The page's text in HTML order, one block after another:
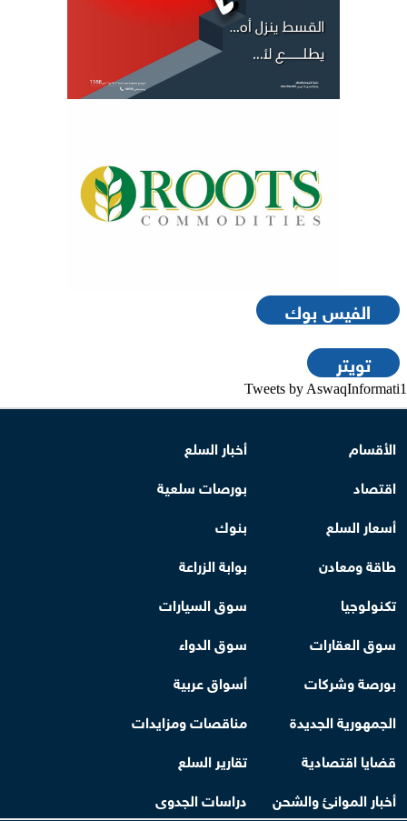
الفيس بوك
تويتر
Tweets by AswaqInformati1
الأقسام
أخبار السلع
اقتصاد
بورصات سلعية
أسعار السلع
بنوك
طاقة ومعادن
بوابة الزراعة
تكنولوجيا
سوق السيارات
سوق العقارات
سوق الدواء
بورصة وشركات
أسواق عربية
الجمهورية الجديدة
مناقصات ومزايدات
قضايا اقتصادية
تقارير السلع
أخبار الموانئ والشحن
دراسات الجدوى